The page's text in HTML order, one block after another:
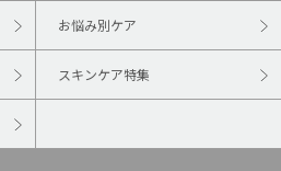
お悩み別ケア
スキンケア特集